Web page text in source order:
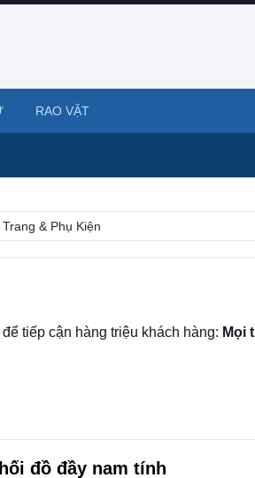
& Phụ Kiện
tiếp cận hàng triệu khách hàng: Mọi
đồ đầy nam tính
RAO VẶT